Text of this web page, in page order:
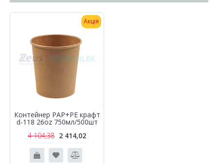
Акція
Контейнер PAP+PE крафт
d-118 26oz 750мл/500шт
4 104,38 2 414,02